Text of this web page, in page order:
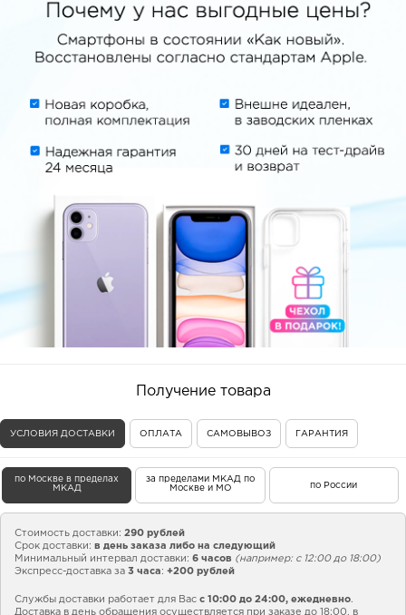
Получение товара
УСЛОВИЯ ДОСТАВКИ ОПЛАТА САМОВЫВОЗ ГАРАНТИЯ
по Москве в пределах
МКАД
за пределами МКАД по
Москве и МО
по России
Стоимость доставки: 290 рублей
Срок доставки: в день заказа либо на следующий
Минимальный интервал доставки: 6 часов (например: с 12:00 до 18:00)
Экспресс-доставка за 3 часа : +200 рублей
Службы доставки работает для Вас с 10:00 до 24:00, ежедневно.
Доставка в день обращения осуществляется при заказе до 18:00, в